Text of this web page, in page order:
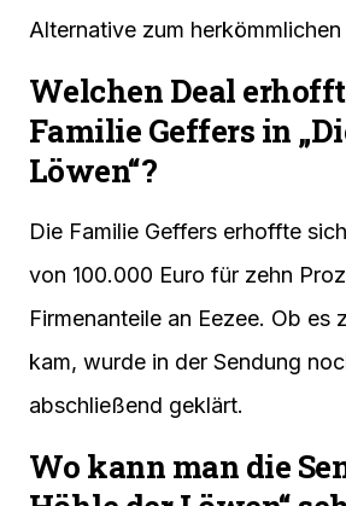
Alternative zum herkömmlichen
Welchen Deal
Familie Geffers in
Löwen“?
Die Familie Geffers erhoffte
von 100.000 Euro für zehn
Firmenanteile an Eezee. Ob es
kam, wurde in der Sendung
abschließend geklärt.
Wo kann man die